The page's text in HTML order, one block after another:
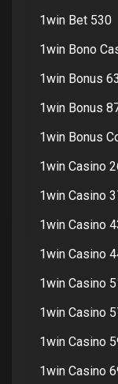
1win Bet 530
1win Bono
1win Bonus
1win Bonus
1win Bonus
1win Casino
1win Casino
1win Casino
1win Casino
1win Casino
1win Casino
1win Casino
1win Casino